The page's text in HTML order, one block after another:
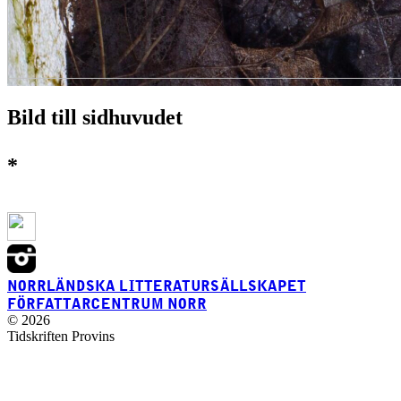
Bild till sidhuvudet
*
NORRLÄNDSKA LITTERATURSÄLLSKAPET
FÖRFATTARCENTRUM NORR
© 2026
Tidskriften Provins